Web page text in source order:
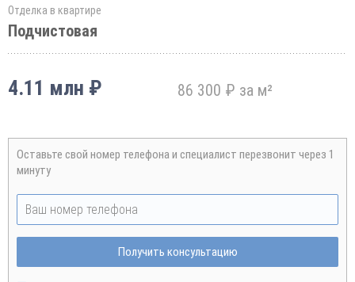
Отделка в квартире
Подчистовая
4.11 млн ₽ 86 300 ₽ за м²
Оставьте свой номер телефона и специалист перезвонит через 1
минуту
Получить консультацию